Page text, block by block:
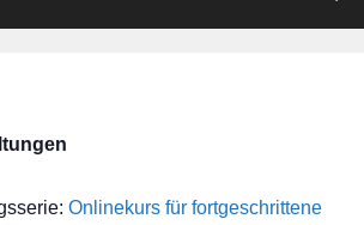
Onlinekurs für fortgeschrittene